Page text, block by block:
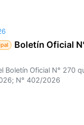
Boletín Oficial
Boletín Oficial N° 270
N° 402/2026